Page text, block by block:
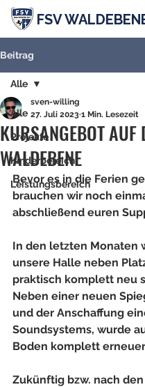
FSV
Beitrag
Alle
Projekte
Kinderbereich
Leistungsbereich
Alle
KURSANGEBOT AUF
WALDEBENE
sven-willing
27. Juli 2023 1 Min. Lesezeit
Bevor es in die Ferien
brauchen wir noch
abschließend euren
In den letzten Monaten
unsere Halle neben
praktisch komplett neu
Neben einer neuen
und der Anschaffung
Soundsystems, wurde
Boden komplett
Zukünftig bzw. nach den